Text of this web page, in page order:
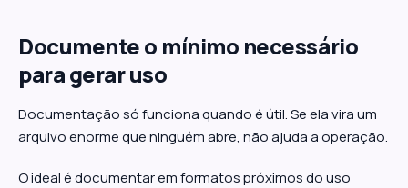
Documente o mínimo necessário
para gerar uso
Documentação só funciona quando é útil. Se ela vira um
arquivo enorme que ninguém abre, não ajuda a operação.
O ideal é documentar em formatos próximos do uso